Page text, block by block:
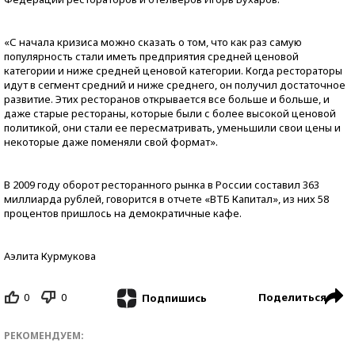
«С начала кризиса можно сказать о том, что как раз самую
популярность стали иметь предприятия средней ценовой
категории и ниже средней ценовой категории. Когда рестораторы
идут в сегмент средний и ниже среднего, он получил достаточное
развитие. Этих ресторанов открывается все больше и больше, и
даже старые рестораны, которые были с более высокой ценовой
политикой, они стали ее пересматривать, уменьшили свои цены и
некоторые даже поменяли свой формат».
В 2009 году оборот ресторанного рынка в России составил 363
миллиарда рублей, говорится в отчете «ВТБ Капитал», из них 58
процентов пришлось на демократичные кафе.
Аэлита Курмукова
0 0 Подпишись Поделиться
РЕКОМЕНДУЕМ: